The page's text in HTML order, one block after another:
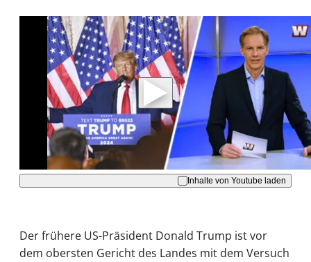
Mit der Wiedergabe dieses Videos werden
Daten an Youtube übertragen.
Hinweise dazu erhalten Sie in derDatenschutzerklärung
Akzeptieren
Inhalte von Youtube laden
Der frühere US-Präsident Donald Trump ist vor
dem obersten Gericht des Landes mit dem Versuch